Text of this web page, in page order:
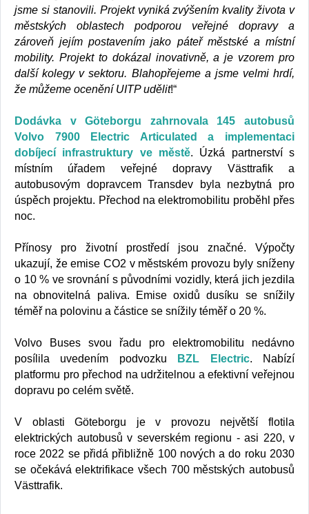
jsme si stanovili. Projekt vyniká zvýšením kvality života v
městských oblastech podporou veřejné dopravy a
zároveň jejím postavením jako páteř městské a místní
mobility. Projekt to dokázal inovativně, a je vzorem pro
další kolegy v sektoru. Blahopřejeme a jsme velmi hrdí,
že můžeme ocenění UITP udělit!“
Dodávka v Göteborgu zahrnovala 145 autobusů
Volvo 7900 Electric Articulated a implementaci
dobíjecí infrastruktury ve městě. Úzká partnerství s
místním úřadem veřejné dopravy Västtrafik a
autobusovým dopravcem Transdev byla nezbytná pro
úspěch projektu. Přechod na elektromobilitu proběhl přes
noc.
Přínosy pro životní prostředí jsou značné. Výpočty
ukazují, že emise CO2 v městském provozu byly sníženy
o 10 % ve srovnání s původními vozidly, která jich jezdila
na obnovitelná paliva. Emise oxidů dusíku se snížily
téměř na polovinu a částice se snížily téměř o 20 %.
Volvo Buses svou řadu pro elektromobilitu nedávno
posílila uvedením podvozku BZL Electric. Nabízí
platformu pro přechod na udržitelnou a efektivní veřejnou
dopravu po celém světě.
V oblasti Göteborgu je v provozu největší flotila
elektrických autobusů v severském regionu - asi 220, v
roce 2022 se přidá přibližně 100 nových a do roku 2030
se očekává elektrifikace všech 700 městských autobusů
Västtrafik.